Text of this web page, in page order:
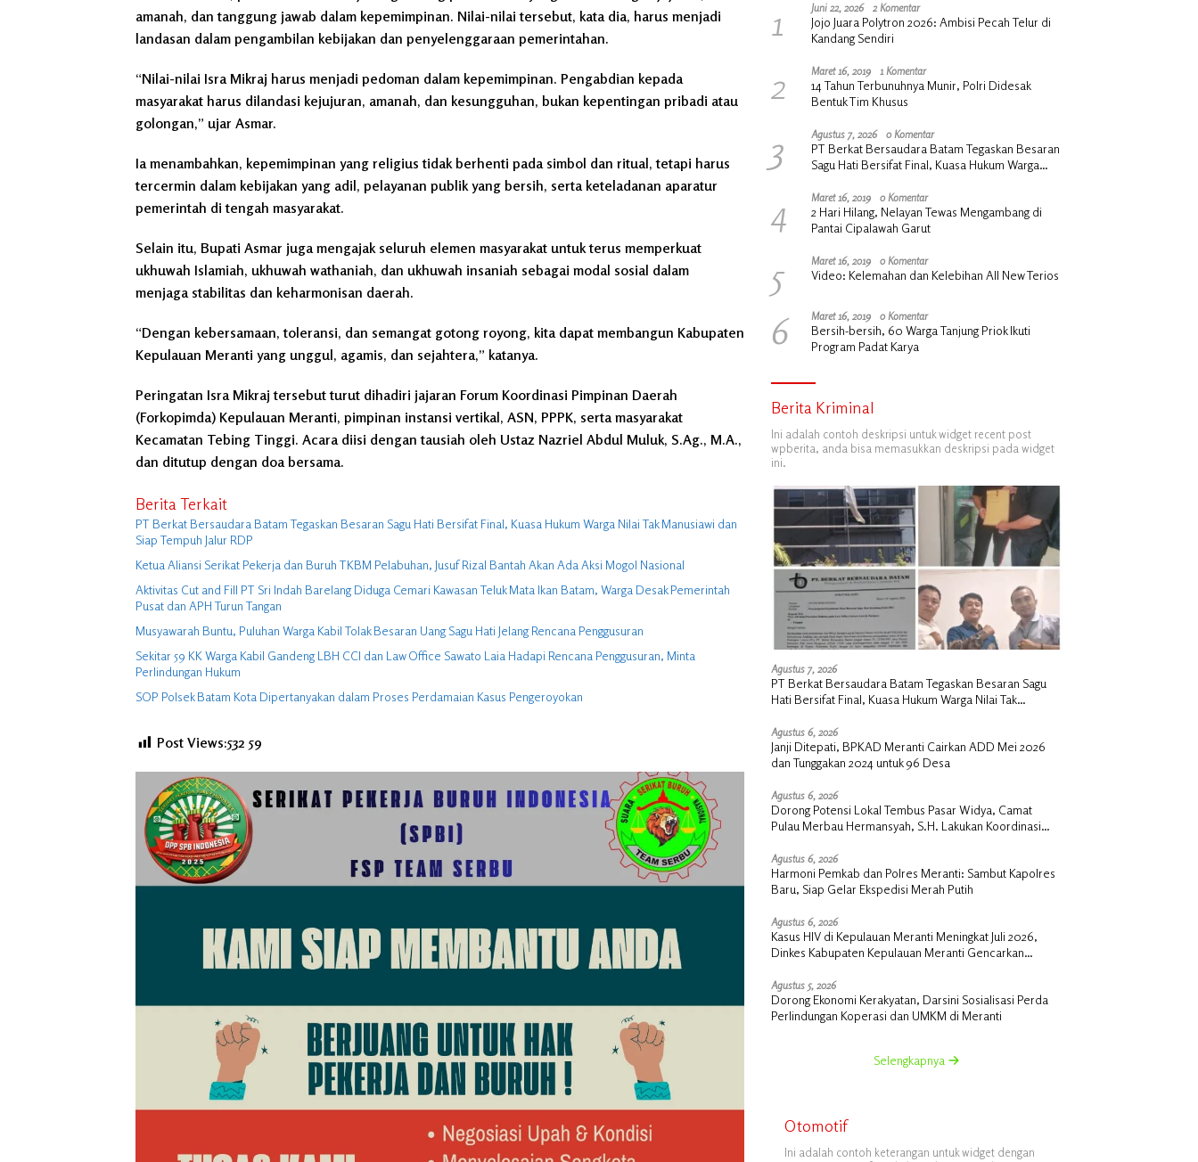
amanah, dan tanggung jawab dalam kepemimpinan. Nilai-nilai tersebut, kata dia, harus menjadi
landasan dalam pengambilan kebijakan dan penyelenggaraan pemerintahan.
“Nilai-nilai Isra Mikraj harus menjadi pedoman dalam kepemimpinan. Pengabdian kepada
masyarakat harus dilandasi kejujuran, amanah, dan kesungguhan, bukan kepentingan pribadi atau
golongan,” ujar Asmar.
Ia menambahkan, kepemimpinan yang religius tidak berhenti pada simbol dan ritual, tetapi harus
tercermin dalam kebijakan yang adil, pelayanan publik yang bersih, serta keteladanan aparatur
pemerintah di tengah masyarakat.
Selain itu, Bupati Asmar juga mengajak seluruh elemen masyarakat untuk terus memperkuat
ukhuwah Islamiah, ukhuwah wathaniah, dan ukhuwah insaniah sebagai modal sosial dalam
menjaga stabilitas dan keharmonisan daerah.
“Dengan kebersamaan, toleransi, dan semangat gotong royong, kita dapat membangun Kabupaten
Kepulauan Meranti yang unggul, agamis, dan sejahtera,” katanya.
Peringatan Isra Mikraj tersebut turut dihadiri jajaran Forum Koordinasi Pimpinan Daerah
(Forkopimda) Kepulauan Meranti, pimpinan instansi vertikal, ASN, PPPK, serta masyarakat
Kecamatan Tebing Tinggi. Acara diisi dengan tausiah oleh Ustaz Nazriel Abdul Muluk, S.Ag., M.A.,
dan ditutup dengan doa bersama.
Berita Terkait
PT Berkat Bersaudara Batam Tegaskan Besaran Sagu Hati Bersifat Final, Kuasa Hukum Warga Nilai Tak Manusiawi dan
Siap Tempuh Jalur RDP
Ketua Aliansi Serikat Pekerja dan Buruh TKBM Pelabuhan, Jusuf Rizal Bantah Akan Ada Aksi Mogol Nasional
Aktivitas Cut and Fill PT Sri Indah Barelang Diduga Cemari Kawasan Teluk Mata Ikan Batam, Warga Desak Pemerintah
Pusat dan APH Turun Tangan
Musyawarah Buntu, Puluhan Warga Kabil Tolak Besaran Uang Sagu Hati Jelang Rencana Penggusuran
Sekitar 59 KK Warga Kabil Gandeng LBH CCI dan Law Office Sawato Laia Hadapi Rencana Penggusuran, Minta
Perlindungan Hukum
SOP Polsek Batam Kota Dipertanyakan dalam Proses Perdamaian Kasus Pengeroyokan
Post Views:532 59
1 Juni 22, 2026 2 Komentar
Jojo Juara Polytron 2026: Ambisi Pecah Telur di
Kandang Sendiri
2 Maret 16, 2019 1 Komentar
14 Tahun Terbunuhnya Munir, Polri Didesak
Bentuk Tim Khusus
3 Agustus 7, 2026 0 Komentar
PT Berkat Bersaudara Batam Tegaskan Besaran
Sagu Hati Bersifat Final, Kuasa Hukum Warga
4 Maret 16, 2019 0 Komentar
2 Hari Hilang, Nelayan Tewas Mengambang di
Pantai Cipalawah Garut
5 Maret 16, 2019 0 Komentar
Video: Kelemahan dan Kelebihan All New Terios
6 Maret 16, 2019 0 Komentar
Bersih-bersih, 60 Warga Tanjung Priok Ikuti
Program Padat Karya
Berita Kriminal
Ini adalah contoh deskripsi untuk widget recent post
wpberita, anda bisa memasukkan deskripsi pada widget
ini.
Agustus 7, 2026
PT Berkat Bersaudara Batam Tegaskan Besaran Sagu
Hati Bersifat Final, Kuasa Hukum Warga Nilai Tak
Agustus 6, 2026
Janji Ditepati, BPKAD Meranti Cairkan ADD Mei 2026
dan Tunggakan 2024 untuk 96 Desa
Agustus 6, 2026
Dorong Potensi Lokal Tembus Pasar Widya, Camat
Pulau Merbau Hermansyah, S.H. Lakukan Koordinasi
Agustus 6, 2026
Harmoni Pemkab dan Polres Meranti: Sambut Kapolres
Baru, Siap Gelar Ekspedisi Merah Putih
Agustus 6, 2026
Kasus HIV di Kepulauan Meranti Meningkat Juli 2026,
Dinkes Kabupaten Kepulauan Meranti Gencarkan
Agustus 5, 2026
Dorong Ekonomi Kerakyatan, Darsini Sosialisasi Perda
Perlindungan Koperasi dan UMKM di Meranti
Selengkapnya
Otomotif
Ini adalah contoh keterangan untuk widget dengan